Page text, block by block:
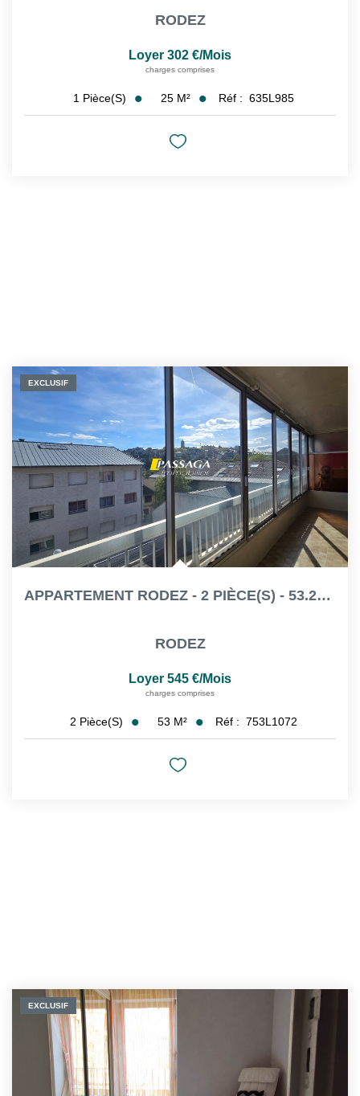
RODEZ
Loyer 302 €/mois
charges comprises
1 Pièce(s) 25 M² Réf : 635L985
EXCLUSIF
APPARTEMENT RODEZ - 2 PIÈCE(S) - 53.27 M² - BALCON DE 11.58...
RODEZ
Loyer 545 €/mois
charges comprises
2 Pièce(s) 53 M² Réf : 753L1072
EXCLUSIF